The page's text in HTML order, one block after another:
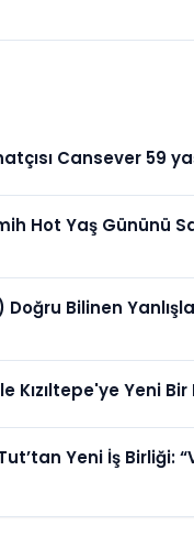
Cansever 59
Hot Yaş Gününü
Bilinen
Kızıltepe'ye Yeni
Yeni İş Birliği: